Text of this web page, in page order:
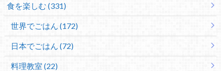
食を楽しむ (331)
世界でごはん (172)
日本でごはん (72)
料理教室 (22)